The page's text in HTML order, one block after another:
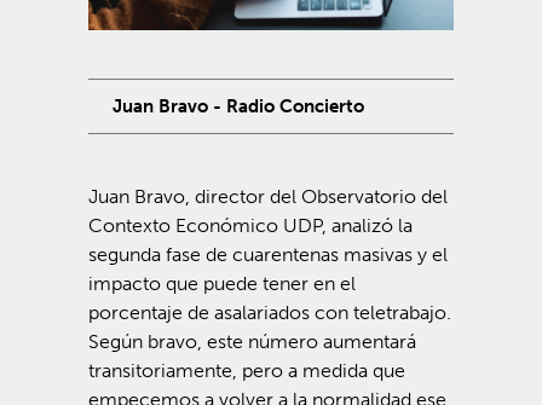
Juan Bravo - Radio Concierto
Juan Bravo, director del Observatorio del
Contexto Económico UDP, analizó la
segunda fase de cuarentenas masivas y el
impacto que puede tener en el
porcentaje de asalariados con teletrabajo.
Según bravo, este número aumentará
transitoriamente, pero a medida que
empecemos a volver a la normalidad ese